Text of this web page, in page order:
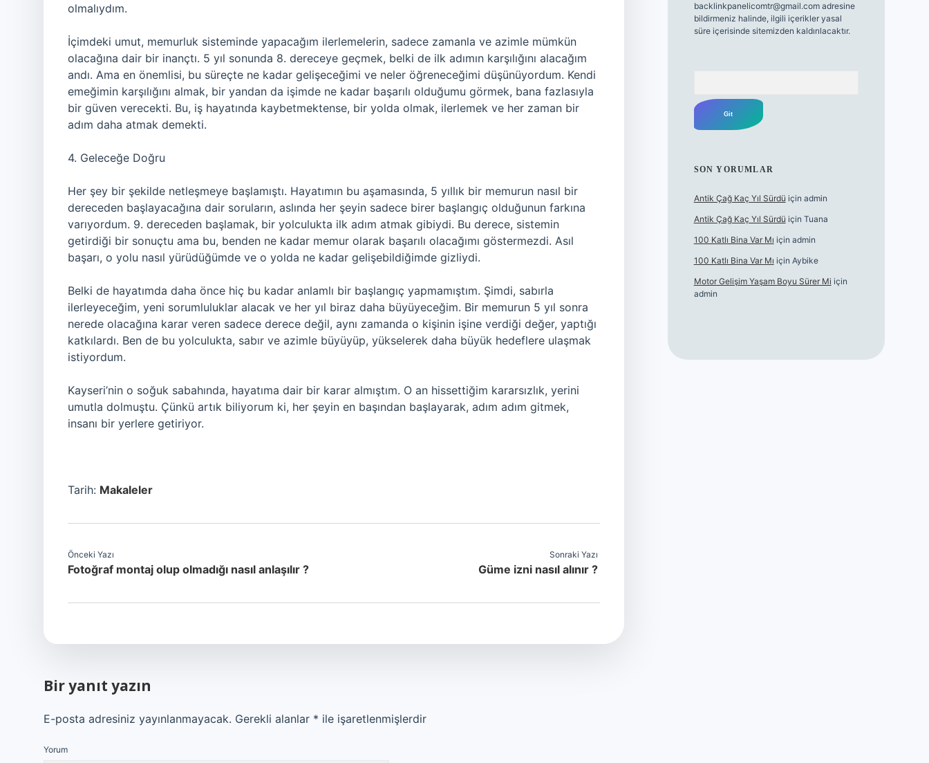
olmalıydım.
İçimdeki umut, memurluk sisteminde yapacağım ilerlemelerin, sadece zamanla ve azimle mümkün
olacağına dair bir inançtı. 5 yıl sonunda 8. dereceye geçmek, belki de ilk adımın karşılığını alacağım
andı. Ama en önemlisi, bu süreçte ne kadar gelişeceğimi ve neler öğreneceğimi düşünüyordum. Kendi
emeğimin karşılığını almak, bir yandan da işimde ne kadar başarılı olduğumu görmek, bana fazlasıyla
bir güven verecekti. Bu, iş hayatında kaybetmektense, bir yolda olmak, ilerlemek ve her zaman bir
adım daha atmak demekti.
4. Geleceğe Doğru
Her şey bir şekilde netleşmeye başlamıştı. Hayatımın bu aşamasında, 5 yıllık bir memurun nasıl bir
dereceden başlayacağına dair soruların, aslında her şeyin sadece birer başlangıç olduğunun farkına
varıyordum. 9. dereceden başlamak, bir yolculukta ilk adım atmak gibiydi. Bu derece, sistemin
getirdiği bir sonuçtu ama bu, benden ne kadar memur olarak başarılı olacağımı göstermezdi. Asıl
başarı, o yolu nasıl yürüdüğümde ve o yolda ne kadar gelişebildiğimde gizliydi.
Belki de hayatımda daha önce hiç bu kadar anlamlı bir başlangıç yapmamıştım. Şimdi, sabırla
ilerleyeceğim, yeni sorumluluklar alacak ve her yıl biraz daha büyüyeceğim. Bir memurun 5 yıl sonra
nerede olacağına karar veren sadece derece değil, aynı zamanda o kişinin işine verdiği değer, yaptığı
katkılardı. Ben de bu yolculukta, sabır ve azimle büyüyüp, yükselerek daha büyük hedeflere ulaşmak
istiyordum.
Kayseri’nin o soğuk sabahında, hayatıma dair bir karar almıştım. O an hissettiğim kararsızlık, yerini
umutla dolmuştu. Çünkü artık biliyorum ki, her şeyin en başından başlayarak, adım adım gitmek,
insanı bir yerlere getiriyor.
Tarih: Makaleler
Önceki Yazı
Fotoğraf montaj olup olmadığı nasıl anlaşılır ?
Sonraki Yazı
Güme izni nasıl alınır ?
Bir yanıt yazın
E-posta adresiniz yayınlanmayacak. Gerekli alanlar * ile işaretlenmişlerdir
Yorum
backlinkpanelicomtr@gmail.comadresine
bildirmeniz halinde, ilgili içerikler yasal
süre içerisinde sitemizden kaldırılacaktır.
SON YORUMLAR
Antik Çağ Kaç Yıl Sürdü için admin
Antik Çağ Kaç Yıl Sürdü için Tuana
100 Katlı Bina Var Mı için admin
100 Katlı Bina Var Mı için Aybike
Motor Gelişim Yaşam Boyu Sürer Mi için
admin